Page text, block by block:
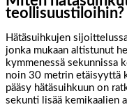
teollisuustiloihin?
Hätäsuihkujen
jonka mukaan altistunut
kymmenessä sekunnissa
noin 30 metrin etäisyyttä
pääsy hätäsuihkuun on
sekunti lisää kemikaalien